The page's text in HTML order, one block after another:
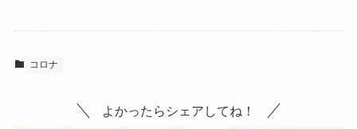
コロナ
よかったらシェアしてね！